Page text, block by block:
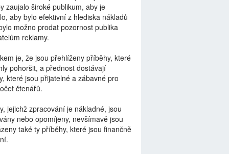
zaujalo široké publikum, aby je
aby bylo efektivní z hlediska nákladů
možno prodat pozornost publika
reklamy.
je, že jsou přehlíženy příběhy, které
pohoršit, a přednost dostávají
které jsou přijatelné a zábavné pro
čtenářů.
jejichž zpracování je nákladné, jsou
nebo opomíjeny, nevšímavě jsou
také ty příběhy, které jsou finančně